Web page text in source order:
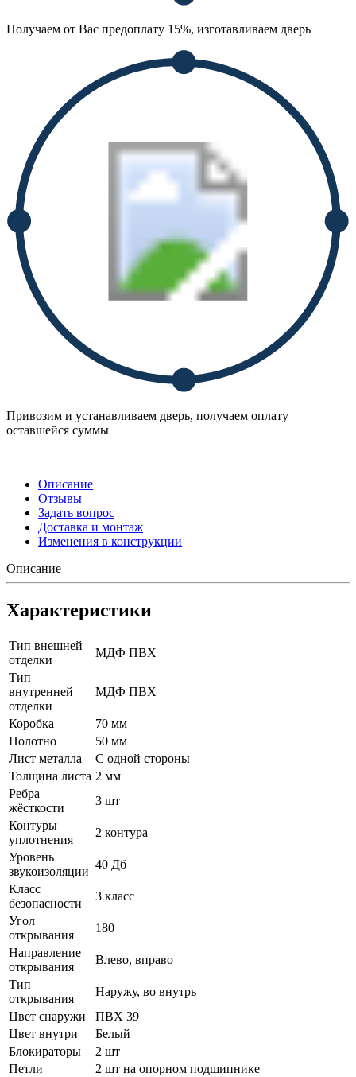
Получаем от Вас предоплату 15%, изготавливаем дверь
Привозим и устанавливаем дверь, получаем оплату
оставшейся суммы
Описание
Отзывы
Задать вопрос
Доставка и монтаж
Изменения в конструкции
Описание
Характеристики
Тип внешней
отделки
МДФ ПВХ
Тип
внутренней
отделки
МДФ ПВХ
Коробка
70 мм
Полотно
50 мм
Лист металла
С одной стороны
Толщина листа 2 мм
Ребра
жёсткости
3 шт
Контуры
уплотнения
2 контура
Уровень
звукоизоляции
40 Дб
Класс
безопасности
3 класс
Угол
открывания
180
Направление
открывания
Влево, вправо
Тип
открывания
Наружу, во внутрь
Цвет снаружи
ПВХ 39
Цвет внутри
Белый
Блокираторы
2 шт
Петли
2 шт на опорном подшипнике